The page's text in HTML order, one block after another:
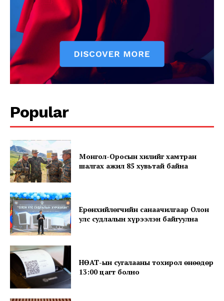
News Week
Magazine PRO
SUBSCRIBE NOW
Company
About
Contact us
Subscription Plans
My account
Popular
Монгол-Оросын хилийг хамтран
шалгах ажил 85 хувьтай байна
Ерөнхийлөгчийн санаачилгаар Олон
улс судлалын хүрээлэн байгуулна
НӨАТ-ын сугалааны тохирол өнөөдөр
13:00 цагт болно